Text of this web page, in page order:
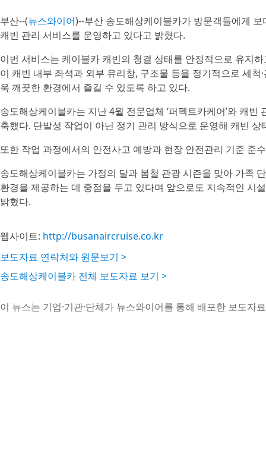
부산--(뉴스와이어)--부산 송도해상케이블카가 방문객들에게
캐빈 관리 서비스를 운영하고 있다고 밝혔다.
이번 서비스는 케이블카 캐빈의 청결 상태를 안정적으로 유지
이 캐빈 내부 좌석과 외부 유리창, 구조물 등을 정기적으로 세
욱 깨끗한 환경에서 즐길 수 있도록 하고 있다.
송도해상케이블카는 지난 4월 전문업체 ‘퍼펙트카케어’와 캐
축했다. 단발성 작업이 아닌 정기 관리 방식으로 운영해 캐빈 상
또한 작업 과정에서의 안전사고 예방과 현장 안전관리 기준 준
송도해상케이블카는 가정의 달과 봄철 관광 시즌을 맞아 가족
환경을 제공하는 데 중점을 두고 있다며 앞으로도 지속적인 시
밝혔다.
웹사이트: http://busanaircruise.co.kr
보도자료 연락처와 원문보기 >
송도해상케이블카 전체 보도자료 보기 >
이 뉴스는 기업·기관·단체가 뉴스와이어를 통해 배포한 보도자